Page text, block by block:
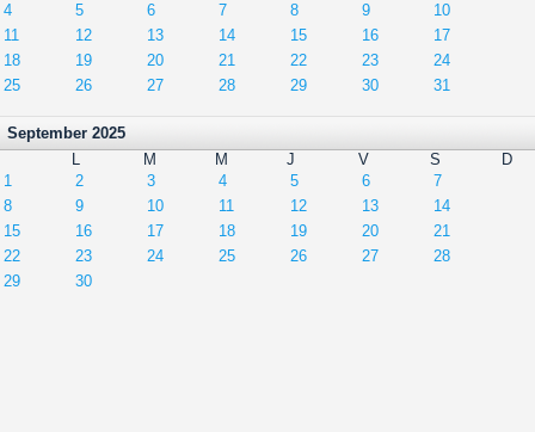
4
5 6 7 8 9
10
11
12 13 14 15 16
17
18
19 20 21 22 23
24
25
26 27 28 29 30 31
September 2025
L
M M J V S
D
1
2 3 4 5 6
7
8
9 10 11 12 13
14
15
16 17 18 19 20
21
22
23 24 25 26 27
28
29
30